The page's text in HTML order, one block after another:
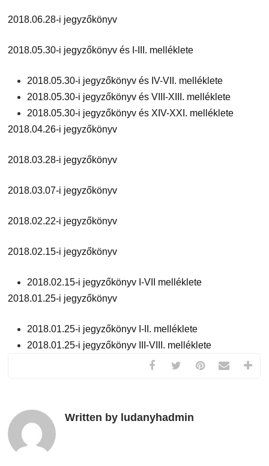
2018.06.28-i jegyzőkönyv
2018.05.30-i jegyzőkönyv és I-III. melléklete
2018.05.30-i jegyzőkönyv és IV-VII. melléklete
2018.05.30-i jegyzőkönyv és VIII-XIII. melléklete
2018.05.30-i jegyzőkönyv és XIV-XXI. melléklete
2018.04.26-i jegyzőkönyv
2018.03.28-i jegyzőkönyv
2018.03.07-i jegyzőkönyv
2018.02.22-i jegyzőkönyv
2018.02.15-i jegyzőkönyv
2018.02.15-i jegyzőkönyv I-VII melléklete
2018.01.25-i jegyzőkönyv
2018.01.25-i jegyzőkönyv I-II. melléklete
2018.01.25-i jegyzőkönyv III-VIII. melléklete
Written by ludanyhadmin